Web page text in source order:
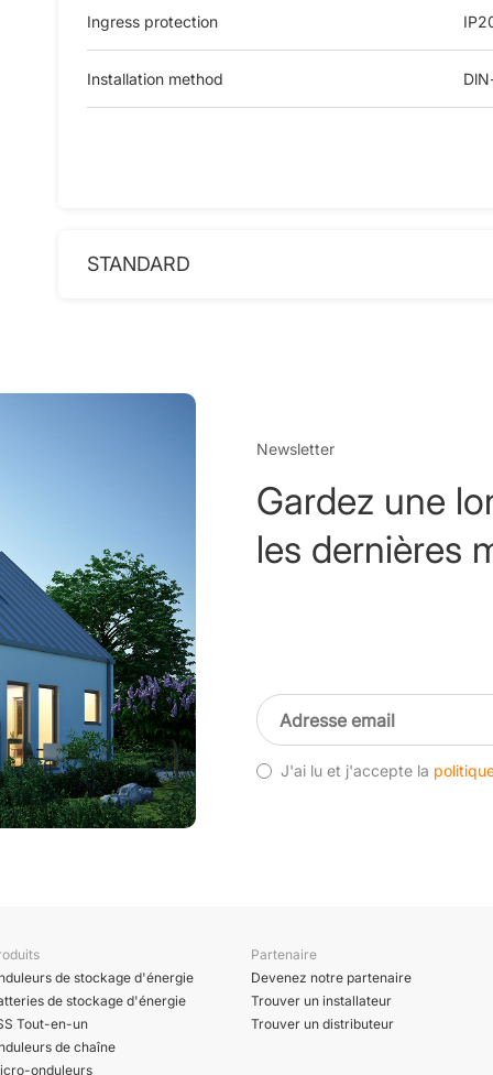
Ingress protection
Installation method
STANDARD
Newsletter
Gardez une
les dernières
J'ai lu et j'accepte la
de stockage d'énergie
de stockage d'énergie
Tout-en-un
de chaîne
onduleurs
Partenaire
Devenez notre partenaire
Trouver un installateur
Trouver un distributeur